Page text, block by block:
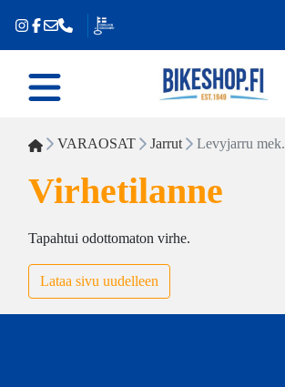
VARAOSAT Jarrut Levyjarru mek.
Virhetilanne
Tapahtui odottomaton virhe.
Lataa sivu uudelleen